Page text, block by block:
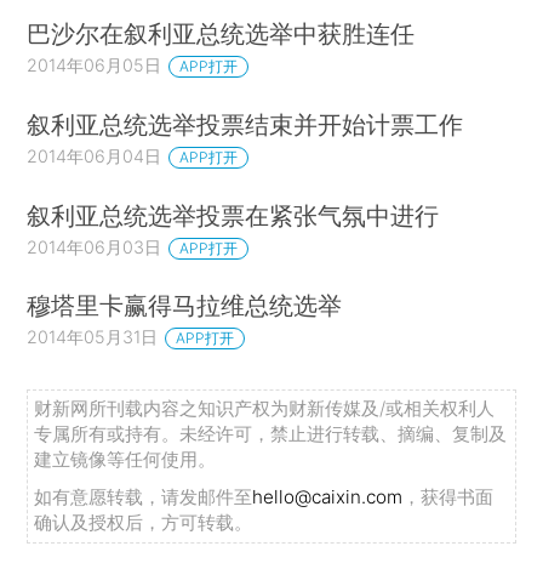
巴沙尔在叙利亚总统选举中获胜连任
2014年06月05日 APP打开
叙利亚总统选举投票结束并开始计票工作
2014年06月04日 APP打开
叙利亚总统选举投票在紧张气氛中进行
2014年06月03日 APP打开
穆塔里卡赢得马拉维总统选举
2014年05月31日 APP打开
财新网所刊载内容之知识产权为财新传媒及/或相关权利人
专属所有或持有。未经许可，禁止进行转载、摘编、复制及
建立镜像等任何使用。
如有意愿转载，请发邮件至hello@caixin.com ，获得书面
确认及授权后，方可转载。